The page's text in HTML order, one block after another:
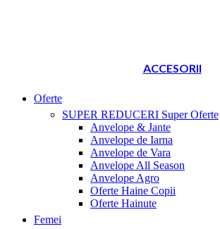
ACCESORII
Oferte
SUPER REDUCERI Super Oferte
Anvelope & Jante
Anvelope de Iarna
Anvelope de Vara
Anvelope All Season
Anvelope Agro
Oferte Haine Copii
Oferte Hainute
Femei